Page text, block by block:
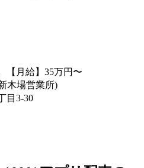
【月給】35万円〜
木場営業所)
目3-30